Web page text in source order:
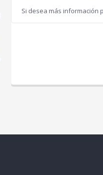
Si desea más información